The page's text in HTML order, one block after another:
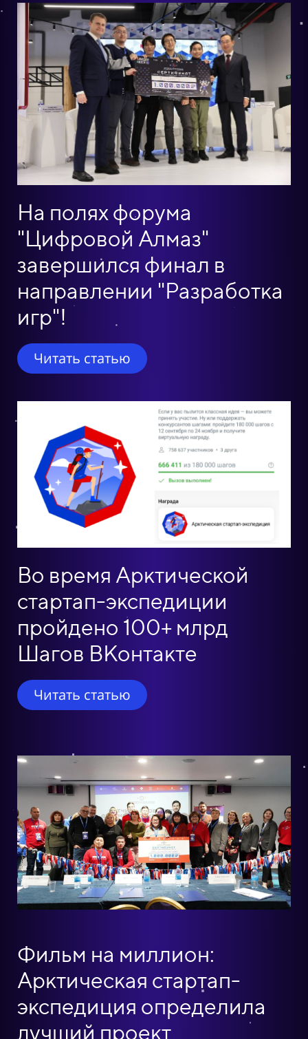
На полях форума
"Цифровой Алмаз"
завершился финал в
направлении "Разработка
игр"!
Читать статью
Во время Арктической
стартап-экспедиции
пройдено 100+ млрд
Шагов ВКонтакте
Читать статью
Фильм на миллион:
Арктическая стартап-
экспедиция определила
лучший проект